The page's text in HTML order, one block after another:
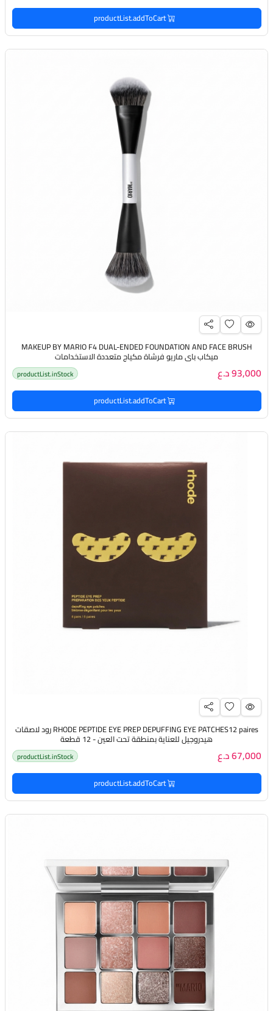
productList.addToCart
MAKEUP BY MARIO F4 DUAL-ENDED FOUNDATION AND FACE BRUSH
ميكاب باي ماريو فرشاة مكياج متعددة الاستخدامات
93,000 د.ع productList.inStock
productList.addToCart
RHODE PEPTIDE EYE PREP DEPUFFING EYE PATCHES12 paires رود لاصقات
هيدروجيل للعناية بمنطقة تحت العين - 12 قطعة
67,000 د.ع productList.inStock
productList.addToCart